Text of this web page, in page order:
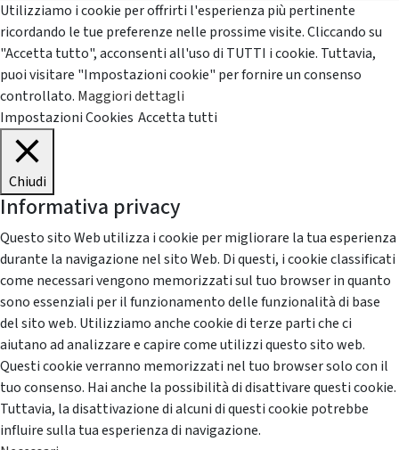
Utilizziamo i cookie per offrirti l'esperienza più pertinente
ricordando le tue preferenze nelle prossime visite. Cliccando su
"Accetta tutto", acconsenti all'uso di TUTTI i cookie. Tuttavia,
puoi visitare "Impostazioni cookie" per fornire un consenso
controllato. Maggiori dettagli
Impostazioni Cookies Accetta tutti
Chiudi
Informativa privacy
Questo sito Web utilizza i cookie per migliorare la tua esperienza
durante la navigazione nel sito Web. Di questi, i cookie classificati
come necessari vengono memorizzati sul tuo browser in quanto
sono essenziali per il funzionamento delle funzionalità di base
del sito web. Utilizziamo anche cookie di terze parti che ci
aiutano ad analizzare e capire come utilizzi questo sito web.
Questi cookie verranno memorizzati nel tuo browser solo con il
tuo consenso. Hai anche la possibilità di disattivare questi cookie.
Tuttavia, la disattivazione di alcuni di questi cookie potrebbe
influire sulla tua esperienza di navigazione.